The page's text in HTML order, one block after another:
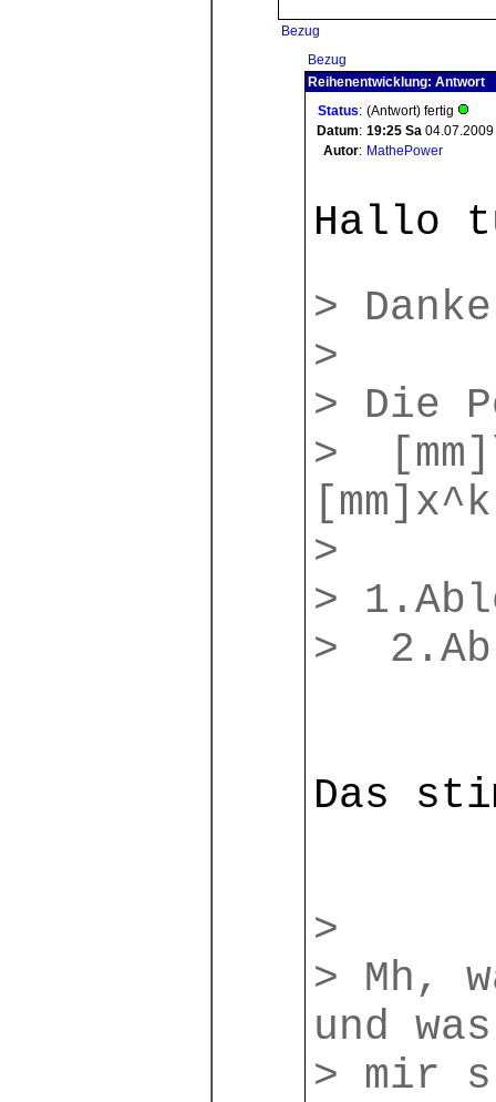
Bezug
Bezug
Reihenentwicklung: Antwort
Status: (Antwort) fertig
Datum: 19:25 Sa 04.07.2009
Autor: MathePower
Hallo
>
>
> Die
>
>
>
>
Das
>
> Mh,
und
> mir